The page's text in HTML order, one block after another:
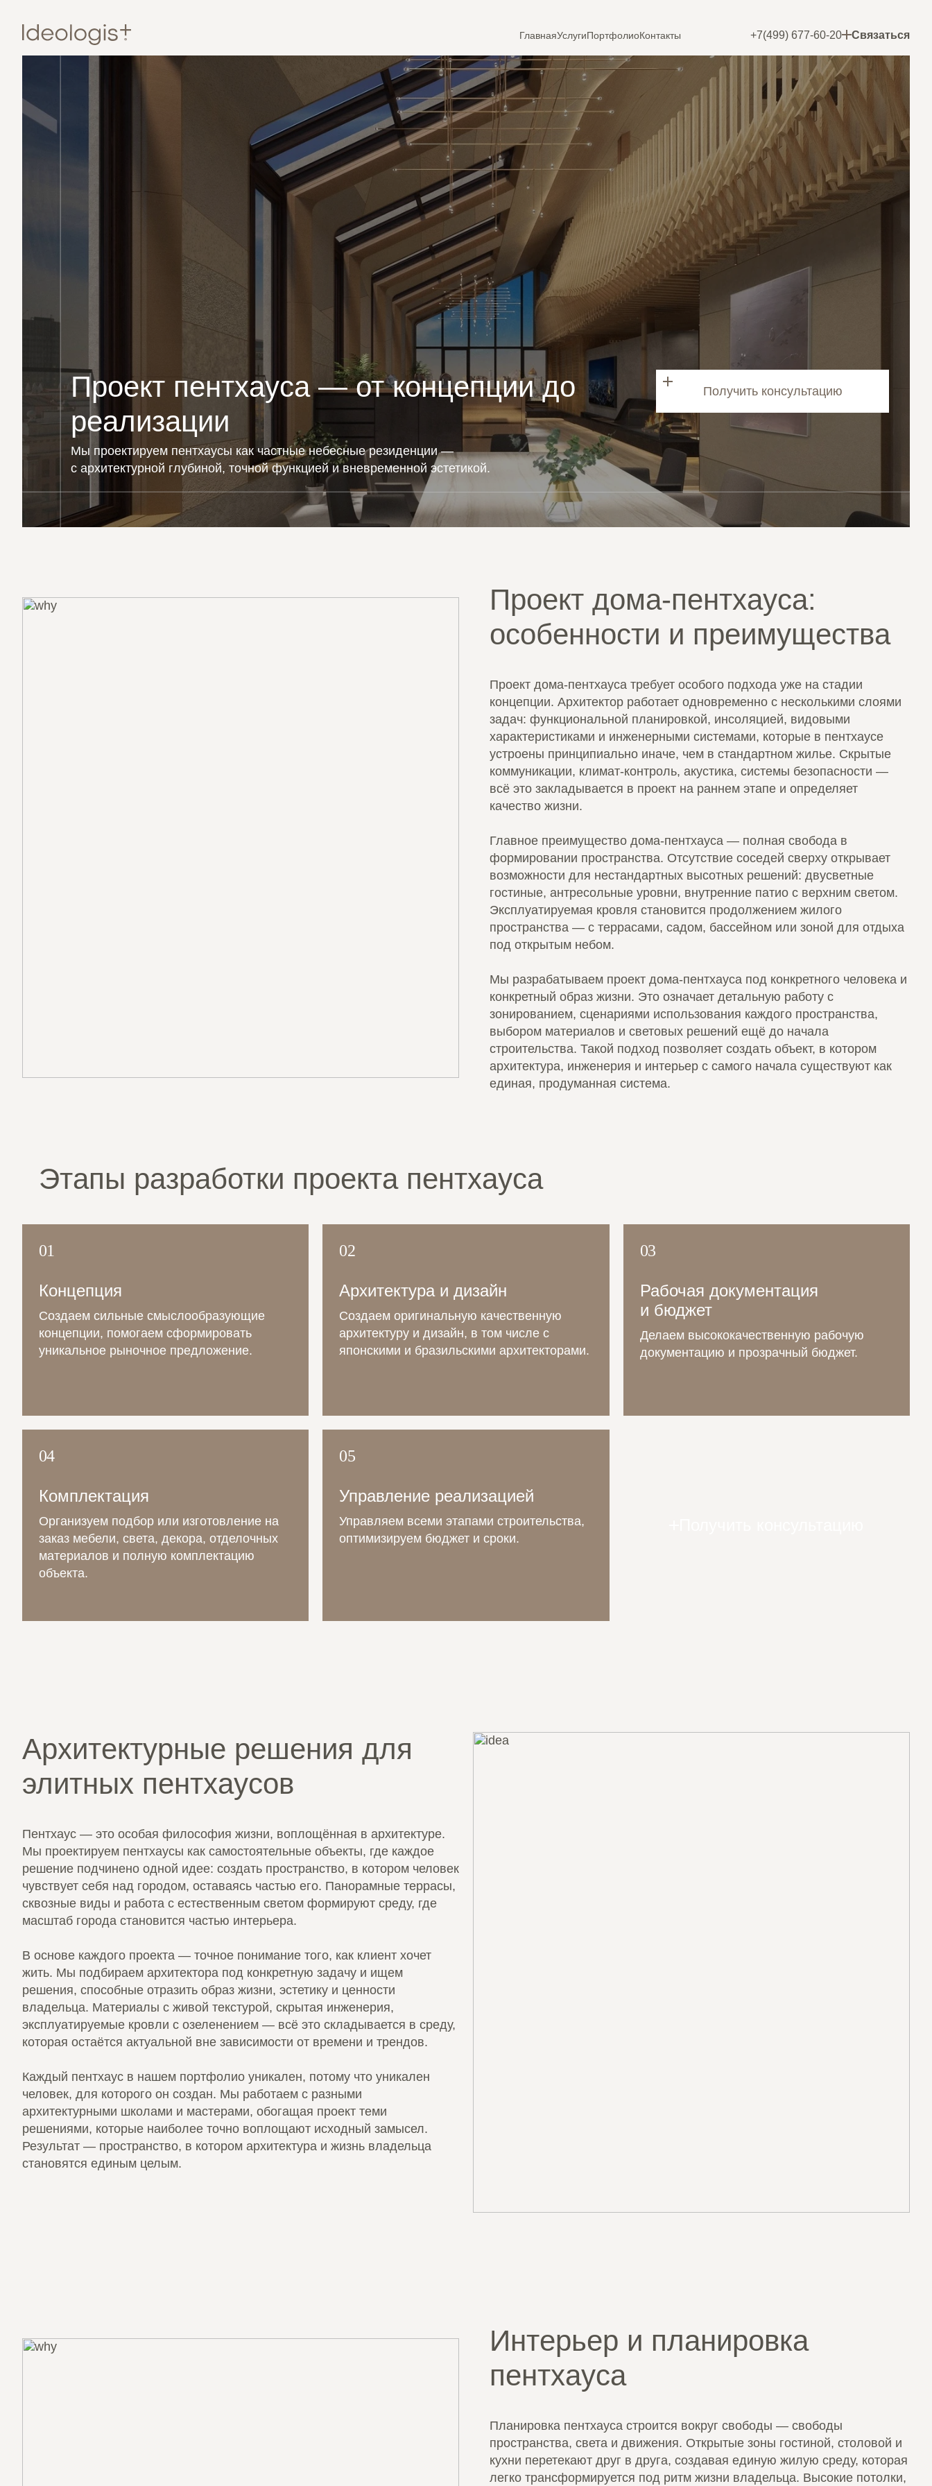
ГлавнаяУслугиПортфолиоКонтакты +7(499) 677-60-20 Связаться
Проект пентхауса — от концепции до
реализации
Мы проектируем пентхаусы как частные небесные резиденции —
с архитектурной глубиной, точной функцией и вневременной эстетикой.
Получить консультацию
Проект дома-пентхауса:
особенности и преимущества
Проект дома-пентхауса требует особого подхода уже на стадии
концепции. Архитектор работает одновременно с несколькими слоями
задач: функциональной планировкой, инсоляцией, видовыми
характеристиками и инженерными системами, которые в пентхаусе
устроены принципиально иначе, чем в стандартном жилье. Скрытые
коммуникации, климат-контроль, акустика, системы безопасности —
всё это закладывается в проект на раннем этапе и определяет
качество жизни.
Главное преимущество дома-пентхауса — полная свобода в
формировании пространства. Отсутствие соседей сверху открывает
возможности для нестандартных высотных решений: двусветные
гостиные, антресольные уровни, внутренние патио с верхним светом.
Эксплуатируемая кровля становится продолжением жилого
пространства — с террасами, садом, бассейном или зоной для отдыха
под открытым небом.
Мы разрабатываем проект дома-пентхауса под конкретного человека и
конкретный образ жизни. Это означает детальную работу с
зонированием, сценариями использования каждого пространства,
выбором материалов и световых решений ещё до начала
строительства. Такой подход позволяет создать объект, в котором
архитектура, инженерия и интерьер с самого начала существуют как
единая, продуманная система.
Этапы разработки проекта пентхауса
01
Концепция
Создаем сильные смыслообразующие
концепции, помогаем сформировать
уникальное рыночное предложение.
02
Архитектура и дизайн
Создаем оригинальную качественную
архитектуру и дизайн, в том числе с
японскими и бразильскими архитекторами.
03
Рабочая документация
и бюджет
Делаем высококачественную рабочую
документацию и прозрачный бюджет.
04
Комплектация
Организуем подбор или изготовление на
заказ мебели, света, декора, отделочных
материалов и полную комплектацию
объекта.
05
Управление реализацией
Управляем всеми этапами строительства,
оптимизируем бюджет и сроки.
Архитектурные решения для
элитных пентхаусов
Пентхаус — это особая философия жизни, воплощённая в архитектуре.
Мы проектируем пентхаусы как самостоятельные объекты, где каждое
решение подчинено одной идее: создать пространство, в котором человек
чувствует себя над городом, оставаясь частью его. Панорамные террасы,
сквозные виды и работа с естественным светом формируют среду, где
масштаб города становится частью интерьера.
В основе каждого проекта — точное понимание того, как клиент хочет
жить. Мы подбираем архитектора под конкретную задачу и ищем
решения, способные отразить образ жизни, эстетику и ценности
владельца. Материалы с живой текстурой, скрытая инженерия,
эксплуатируемые кровли с озеленением — всё это складывается в среду,
которая остаётся актуальной вне зависимости от времени и трендов.
Каждый пентхаус в нашем портфолио уникален, потому что уникален
человек, для которого он создан. Мы работаем с разными
архитектурными школами и мастерами, обогащая проект теми
решениями, которые наиболее точно воплощают исходный замысел.
Результат — пространство, в котором архитектура и жизнь владельца
становятся единым целым.
Интерьер и планировка
пентхауса
Планировка пентхауса строится вокруг свободы — свободы
пространства, света и движения. Открытые зоны гостиной, столовой и
кухни перетекают друг в друга, создавая единую жилую среду, которая
легко трансформируется под ритм жизни владельца. Высокие потолки,